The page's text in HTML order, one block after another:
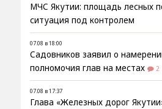
МЧС Якутии: площадь лесных
ситуация под контролем
07.08 в 18:00
Садовников заявил о
полномочия глав на местах
2
07.08 в 17:37
Глава «Железных дорог